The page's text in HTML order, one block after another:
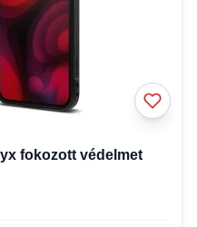
fokozott védelmet